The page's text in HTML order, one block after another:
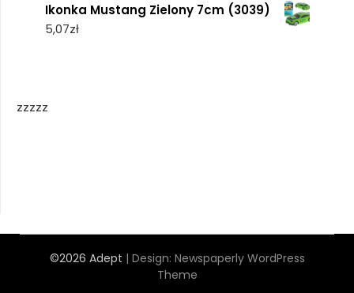
Ikonka Mustang Zielony 7cm (3039)
5,07zł
zzzzz
©2026 Adept | Design: Newspaperly WordPress
Theme